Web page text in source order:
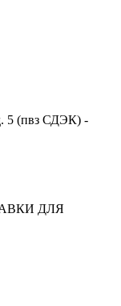
5 (пвз СДЭК) -
ДЛЯ